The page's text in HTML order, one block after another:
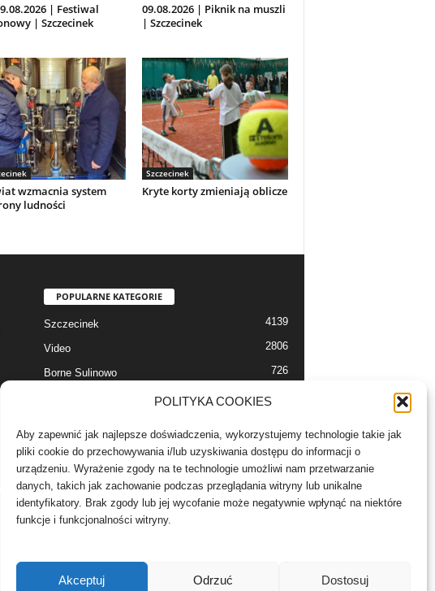
POLITYKA COOKIES
Aby zapewnić jak najlepsze doświadczenia, wykorzystujemy technologie takie jak
pliki cookie do przechowywania i/lub uzyskiwania dostępu do informacji o
urządzeniu. Wyrażenie zgody na te technologie umożliwi nam przetwarzanie
danych, takich jak zachowanie podczas przeglądania witryny lub unikalne
identyfikatory. Brak zgody lub jej wycofanie może negatywnie wpłynąć na niektóre
funkcje i funkcjonalności witryny.
Akceptuj Odrzuć Dostosuj
| Festiwal
| Szczecinek
09.08.2026 | Piknik na muszli
| Szczecinek
wzmacnia system
ludności
Szczecinek
Kryte korty zmieniają oblicze
POPULARNE KATEGORIE
Szczecinek 4139
Video 2806
Borne Sulinowo 726
712
Biały Bór 526
Aktualności 503